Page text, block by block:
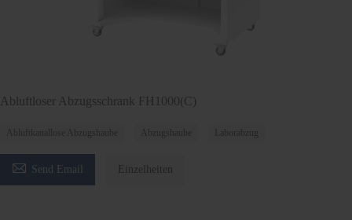
Abluftloser Abzugsschrank FH1000(C)
Abluftkanallose Abzugshaube Abzugshaube Laborabzug
 Send Email Einzelheiten